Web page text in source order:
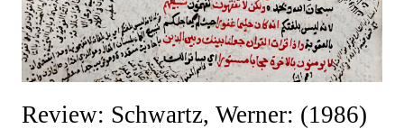
Review: Schwartz, Werner: (1986)